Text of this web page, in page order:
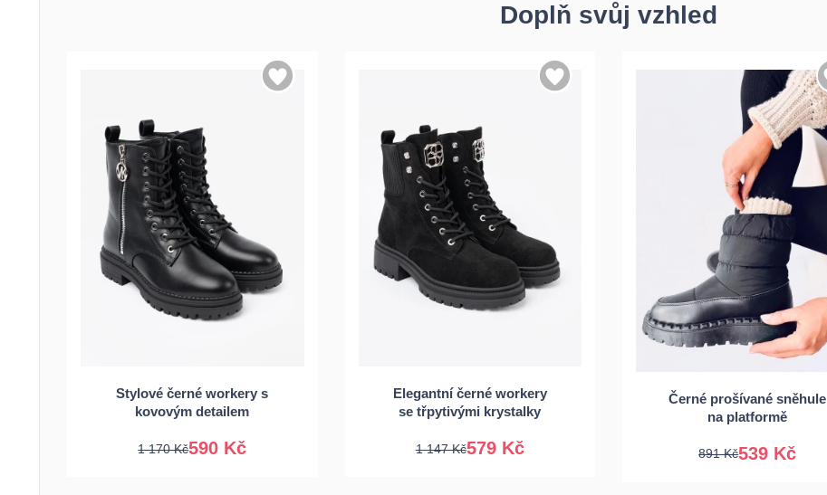
Doplň svůj vzhled
Stylové černé workery s
kovovým detailem
590 Kč
1 170 Kč
40 41
Elegantní černé workery
se třpytivými krystalky
579 Kč
1 147 Kč
40 41
Černé prošívané sněhule
na platformě
539 Kč
891 Kč
40 41